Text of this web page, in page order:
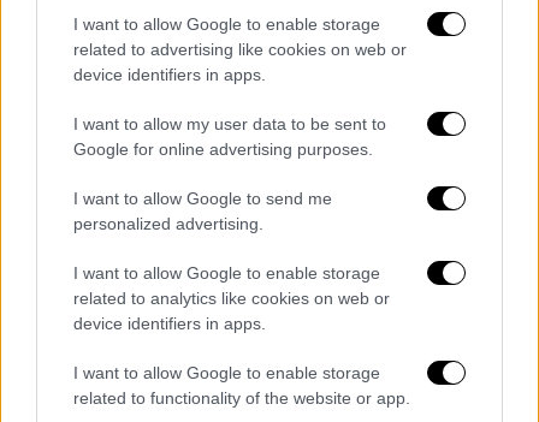
I want to allow Google to enable storage
related to advertising like cookies on web or
device identifiers in apps.
I want to allow my user data to be sent to
Google for online advertising purposes.
I want to allow Google to send me
personalized advertising.
I want to allow Google to enable storage
related to analytics like cookies on web or
device identifiers in apps.
I want to allow Google to enable storage
related to functionality of the website or app.
Απόστολος Τζιτζικώστας
Οι κινήσεις της Ευρώπης
Απέναντι σε αυτή την κατάσταση, η
Ευρωπαϊκή Ένωση φαίνεται πως
προετοιμάζεται για όλα τα ενδεχόμενα.
αναλυτικής καταγραφής των αποθεμάτων